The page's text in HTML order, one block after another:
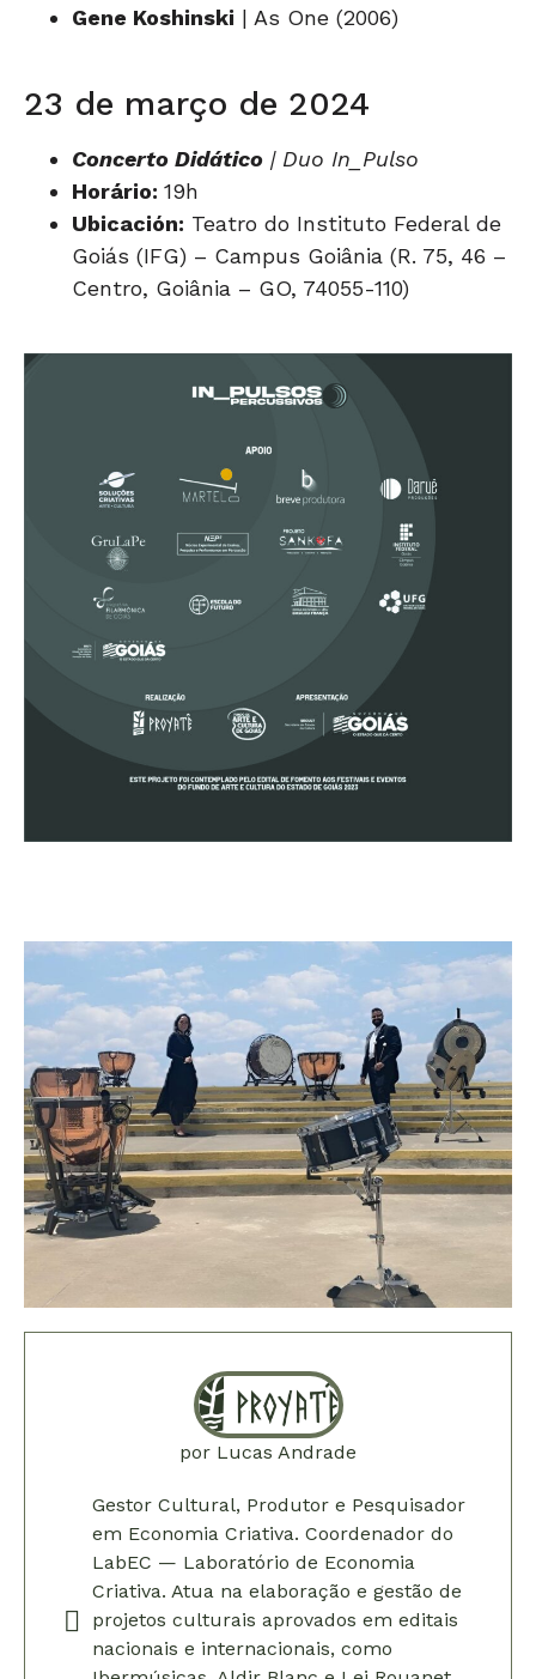
Gene Koshinski | As One (2006)
23 de março de 2024
Concerto Didático | Duo In_Pulso
Horário: 19h
Ubicación: Teatro do Instituto Federal de
Goiás (IFG) – Campus Goiânia (R. 75, 46 –
Centro, Goiânia – GO, 74055-110)
por Lucas Andrade
Gestor Cultural, Produtor e Pesquisador
em Economia Criativa. Coordenador do
LabEC — Laboratório de Economia
Criativa. Atua na elaboração e gestão de
projetos culturais aprovados em editais
nacionais e internacionais, como